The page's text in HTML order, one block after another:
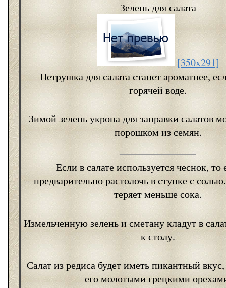
Зелень для салата
[350x291]
Петрушка для салата станет ароматнее,
горячей воде.
Зимой зелень укропа для заправки салатов
порошком из семян.
Если в салате используется чеснок, то
предварительно растолочь в ступке с
теряет меньше сока.
Измельченную зелень и сметану кладут в
к столу.
Салат из редиса будет иметь пикантный
его молотыми грецкими